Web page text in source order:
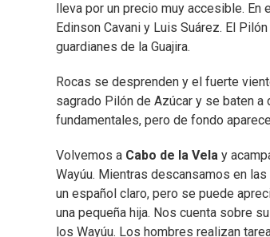
lleva por un precio muy accesible.
Edinson Cavani y Luis Suárez. El
guardianes de la Guajira.
Rocas se desprenden y el fuerte
sagrado Pilón de Azúcar y se baten
fundamentales, pero de fondo
Volvemos a Cabo de la Vela y
Wayúu. Mientras descansamos en
un español claro, pero se puede
una pequeña hija. Nos cuenta sobre
los Wayúu. Los hombres realizan